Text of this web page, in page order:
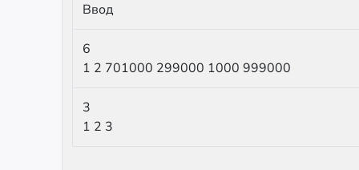
Ввод
6
1 2 701000 299000 1000 999000
3
1 2 3